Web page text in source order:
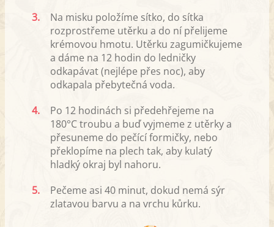
3.
Na misku položíme sítko, do sítka
rozprostřeme utěrku a do ní přelijeme
krémovou hmotu. Utěrku zagumičkujeme
a dáme na 12 hodin do ledničky
odkapávat (nejlépe přes noc), aby
odkapala přebytečná voda.
4.
Po 12 hodinách si předehřejeme na
180°C troubu a buď vyjmeme z utěrky a
přesuneme do pečící formičky, nebo
překlopíme na plech tak, aby kulatý
hladký okraj byl nahoru.
5.
Pečeme asi 40 minut, dokud nemá sýr
zlatavou barvu a na vrchu kůrku.